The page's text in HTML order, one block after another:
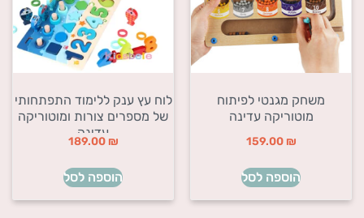
משחק מגנטי לפיתוח
מוטוריקה עדינה
159.00 ₪
הוספה לסל
לוח עץ ענק ללימוד התפתחותי
של מספרים צורות ומוטוריקה
עדינה
189.00 ₪
הוספה לסל